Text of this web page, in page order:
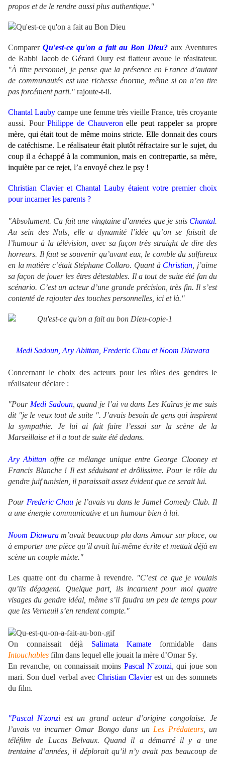
propos et de le rendre aussi plus authentique."
Comparer Qu'est-ce qu'on a fait au Bon Dieu? aux Aventures
de Rabbi Jacob de Gérard Oury est flatteur avoue le réasitateur.
"À titre personnel, je pense que la présence en France d’autant
de communautés est une richesse énorme, même si on n’en tire
pas forcément parti." rajoute-t-il.
Chantal Lauby campe une femme très vieille France, très croyante
aussi. PourPhilippe de Chauveron elle peut rappeler sa propre
mère, qui était tout de même moins stricte. Elle donnait des cours
de catéchisme. Le réalisateur était plutôt réfractaire sur le sujet, du
coup il a échappé à la communion, mais en contrepartie, sa mère,
inquiète par ce rejet, l’a envoyé chez le psy !
Christian Clavier et Chantal Lauby étaient votre premier choix
pour incarner les parents ?
"Absolument. Ca fait une vingtaine d’années que je suis Chantal.
Au sein des Nuls, elle a dynamité l’idée qu’on se faisait de
l’humour à la télévision, avec sa façon très straight de dire des
horreurs. Il faut se souvenir qu’avant eux, le comble du sulfureux
en la matière c’était Stéphane Collaro. Quant à Christian , j’aime
sa façon de jouer les êtres détestables. Il a tout de suite été fan du
scénario. C’est un acteur d’une grande précision, très fin. Il s’est
contenté de rajouter des touches personnelles, ici et là."
Medi Sadoun, Ary Abittan, Frederic Chau et Noom Diawara
Concernant le choix des acteurs pour les rôles des gendres le
réalisateur déclare :
"Pour Medi Sadoun, quand je l’ai vu dans Les Kaïras je me suis
dit "je le veux tout de suite ". J’avais besoin de gens qui inspirent
la sympathie. Je lui ai fait faire l’essai sur la scène de la
Marseillaise et il a tout de suite été dedans.
Ary Abittan offre ce mélange unique entre George Clooney et
Francis Blanche ! Il est séduisant et drôlissime. Pour le rôle du
gendre juif tunisien, il paraissait assez évident que ce serait lui.
Pour Frederic Chau je l’avais vu dans le Jamel Comedy Club. Il
a une énergie communicative et un humour bien à lui.
Noom Diawaram’avait beaucoup plu dans Amour sur place, ou
à emporter une pièce qu’il avait lui‐même écrite et mettait déjà en
scène un couple mixte."
Les quatre ont du charme à revendre. "C’est ce que je voulais
qu’ils dégagent. Quelque part, ils incarnent pour moi quatre
visages du gendre idéal, même s’il faudra un peu de temps pour
que les Verneuil s’en rendent compte."
On connaissait déjà Salimata Kamate formidable dans
Intouchables film dans lequel elle jouait la mère d’Omar Sy.
En revanche, on connaissait moins Pascal N'zonzi, qui joue son
mari. Son duel verbal avec Christian Clavierest un des sommets
du film.
"Pascal N'zonzi est un grand acteur d’origine congolaise. Je
l’avais vu incarner Omar Bongo dans un Les Prédateurs, un
téléfilm de Lucas Belvaux. Quand il a démarré il y a une
trentaine d’années, il déplorait qu’il n’y avait pas beaucoup de